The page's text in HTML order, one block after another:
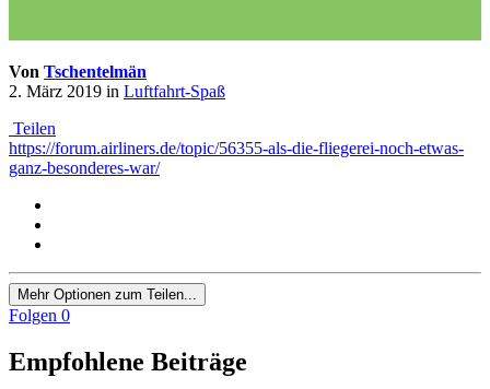
Von Tschentelmän
2. März 2019 in Luftfahrt-Spaß
Teilen
https://forum.airliners.de/topic/56355-als-die-fliegerei-noch-etwas-
ganz-besonderes-war/
Mehr Optionen zum Teilen...
Folgen 0
Empfohlene Beiträge